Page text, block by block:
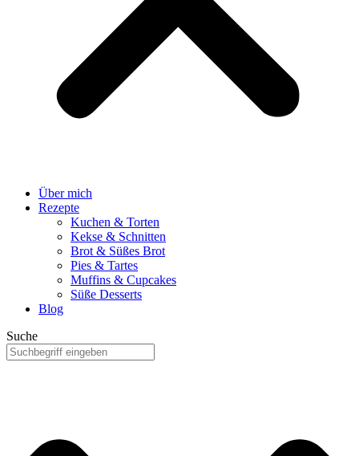
Über mich
Rezepte
Kuchen & Torten
Kekse & Schnitten
Brot & Süßes Brot
Pies & Tartes
Muffins & Cupcakes
Süße Desserts
Blog
Suche